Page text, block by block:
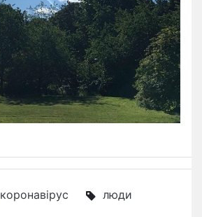
коронавірус люди